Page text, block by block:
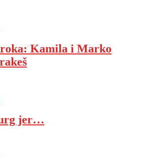
Kamila i Marko
jer…